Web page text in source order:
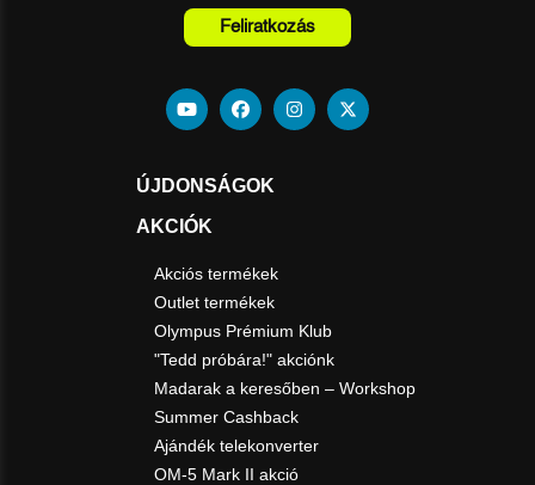
Feliratkozás
ÚJDONSÁGOK
AKCIÓK
Akciós termékek
Outlet termékek
Olympus Prémium Klub
"Tedd próbára!" akciónk
Madarak a keresőben – Workshop
Summer Cashback
Ajándék telekonverter
OM-5 Mark II akció